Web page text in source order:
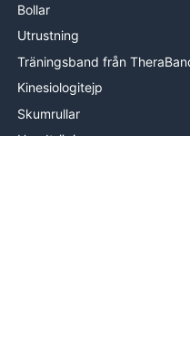
Bollar
Utrustning
Träningsband från
Kinesiologitejp
Skumrullar
Handträning